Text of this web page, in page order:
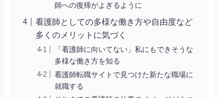
師への復帰がよぎるように
看護師としての多様な働き方や自由度など
多くのメリットに気づく
「看護師に向いてない」私にもできそうな
多様な働き方を知る
看護師転職サイトで見つけた新たな職場に
就職する